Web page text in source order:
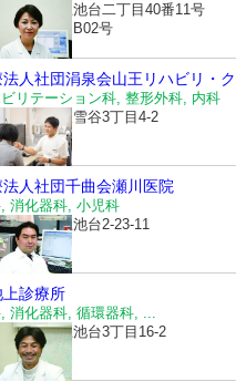
大田区
上池台二丁目40番11号
ポイントB02号
法人社団涓泉会山王リハビリ・
ビリテーション科, 整形外科, 内科
大田区東雪谷3丁目4-2
法人社団千曲会瀬川医院
消化器科, 小児科
大田区上池台2-23-11
上診療所
消化器科, 循環器科, ...
大田区上池台3丁目16-2